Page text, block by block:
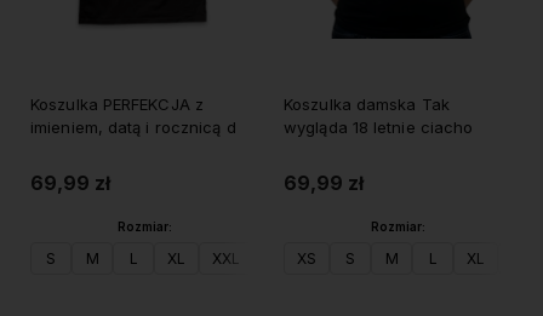
Koszulka PERFEKCJA z
imieniem, datą i rocznicą d
69,99 zł
Rozmiar:
S M L XL XXL
Koszulka damska Tak
wygląda 18 letnie ciacho
69,99 zł
Rozmiar:
XS S M L XL